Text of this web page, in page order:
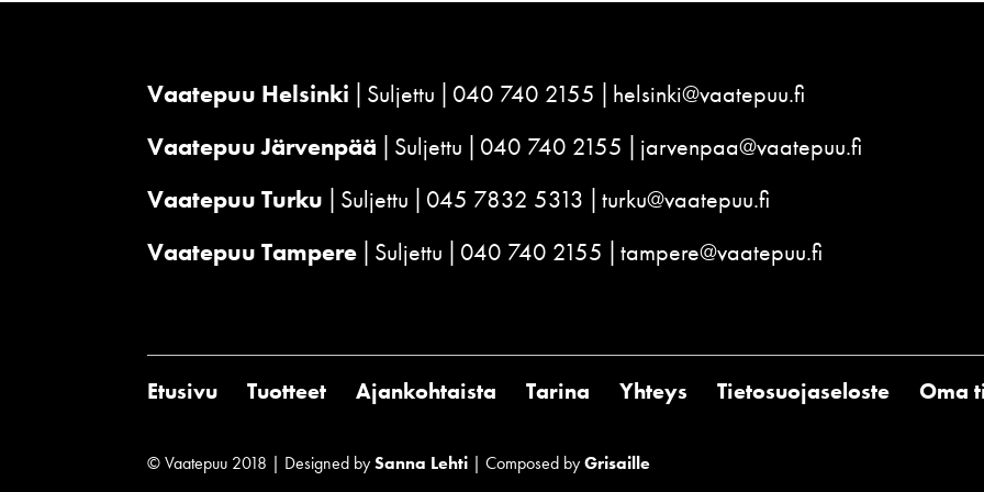
Vaatepuu Helsinki Suljettu 040 740 2155
helsinki@vaatepuu.fi
Vaatepuu Järvenpää
Suljettu 040 740 2155
jarvenpaa@vaatepuu.fi
Vaatepuu Turku
Suljettu 045 7832 5313
turku@vaatepuu.fi
Vaatepuu Tampere Suljettu 040 740 2155 tampere@vaatepuu.fi
Etusivu Tuotteet Ajankohtaista Tarina Yhteys Tietosuojaseloste Oma
© Vaatepuu 2018 | Designed bySanna Lehti | Composed byGrisaille